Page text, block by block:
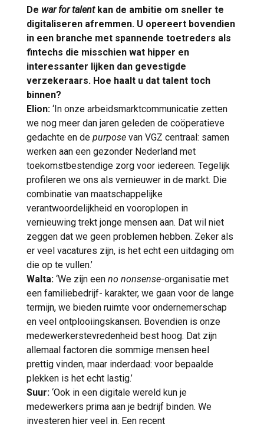
De war for talent kan de ambitie om sneller te
digitaliseren afremmen. U opereert bovendien
in een branche met spannende toetreders als
fintechs die misschien wat hipper en
interessanter lijken dan gevestigde
verzekeraars. Hoe haalt u dat talent toch
binnen?
Elion: ‘In onze arbeidsmarktcommunicatie zetten
we nog meer dan jaren geleden de coöperatieve
gedachte en de purpose van VGZ centraal: samen
werken aan een gezonder Nederland met
toekomstbestendige zorg voor iedereen. Tegelijk
profileren we ons als vernieuwer in de markt. Die
combinatie van maatschappelijke
verantwoordelijkheid en vooroplopen in
vernieuwing trekt jonge mensen aan. Dat wil niet
zeggen dat we geen problemen hebben. Zeker als
er veel vacatures zijn, is het echt een uitdaging om
die op te vullen.’
Walta: ‘We zijn een no nonsense-organisatie met
een familiebedrijf- karakter, we gaan voor de lange
termijn, we bieden ruimte voor ondernemerschap
en veel ontplooiingskansen. Bovendien is onze
medewerkerstevredenheid best hoog. Dat zijn
allemaal factoren die sommige mensen heel
prettig vinden, maar inderdaad: voor bepaalde
plekken is het echt lastig.’
Suur: ‘Ook in een digitale wereld kun je
medewerkers prima aan je bedrijf binden. We
investeren hier veel in. Een recent